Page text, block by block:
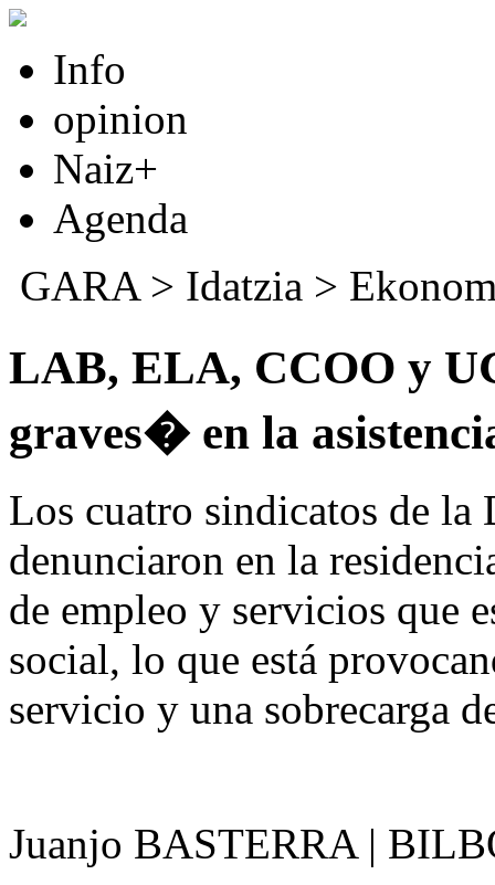
Info
opinion
Naiz+
Agenda
GARA> Idatzia >
LAB, ELA, CCOO y
graves� en la
Los cuatro sindicatos de
denunciaron en la
de empleo y servicios que
social, lo que está
servicio y una sobrecarga
Juanjo BASTERRA |